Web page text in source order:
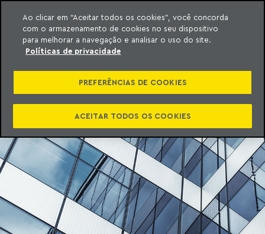
o conteúdo
Machado Meyer
Ao clicar em “Aceitar todos os cookies”, você concorda
com o armazenamento de cookies no seu dispositivo
para melhorar a navegação e analisar o uso do site.
Políticas de privacidade
PREFERÊNCIAS DE COOKIES
ACEITAR TODOS OS COOKIES